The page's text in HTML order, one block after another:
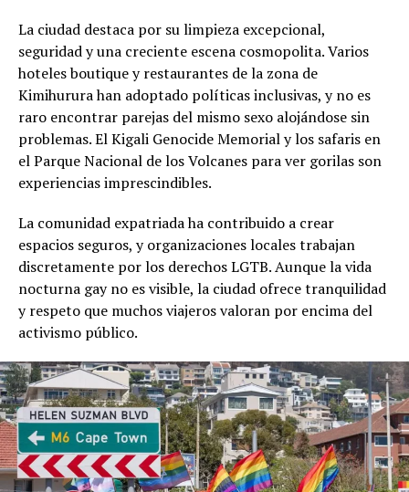
La ciudad destaca por su limpieza excepcional,
seguridad y una creciente escena cosmopolita. Varios
hoteles boutique y restaurantes de la zona de
Kimihurura han adoptado políticas inclusivas, y no es
raro encontrar parejas del mismo sexo alojándose sin
problemas. El Kigali Genocide Memorial y los safaris en
el Parque Nacional de los Volcanes para ver gorilas son
experiencias imprescindibles.
La comunidad expatriada ha contribuido a crear
espacios seguros, y organizaciones locales trabajan
discretamente por los derechos LGTB. Aunque la vida
nocturna gay no es visible, la ciudad ofrece tranquilidad
y respeto que muchos viajeros valoran por encima del
activismo público.